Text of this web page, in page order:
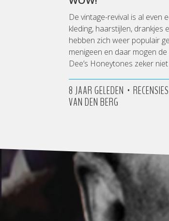
De vintage-revival is al even
kleding, haarstijlen, drankjes
hebben zich weer populair
menigeen en daar mogen
Dee’s Honeytones zeker
8 JAAR GELEDEN • RECENSIES
VAN DEN BERG